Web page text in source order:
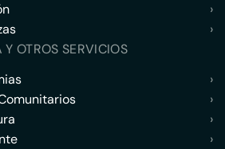
›
›
OTROS SERVICIOS
›
›
›
›